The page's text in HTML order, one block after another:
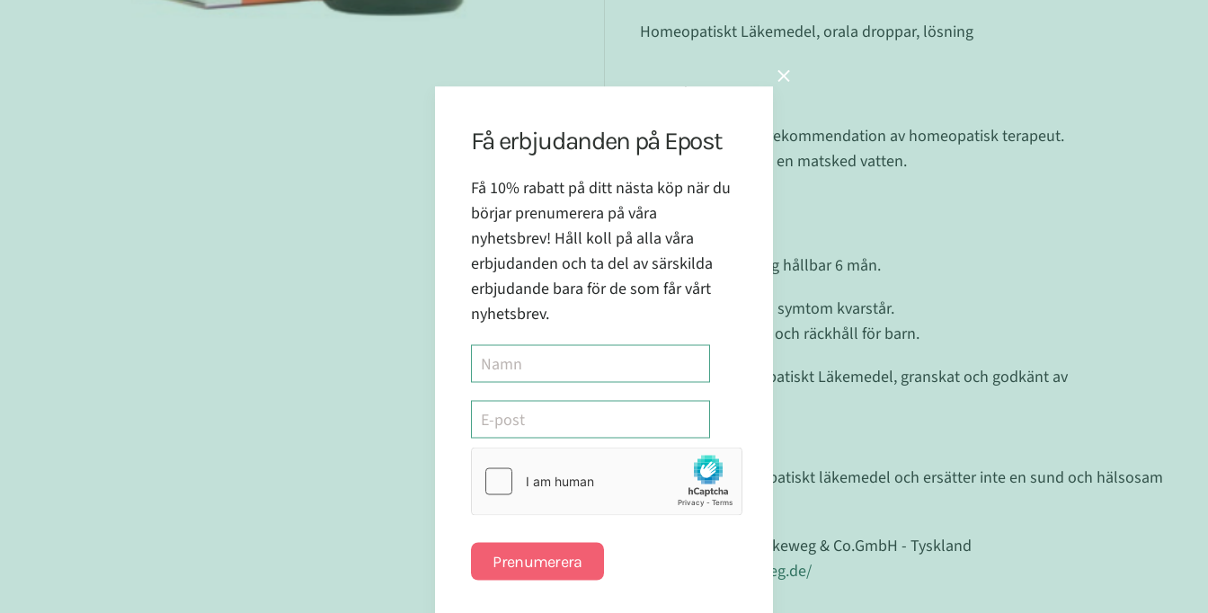
Homeopatiskt Läkemedel, orala droppar, lösning
Dosering
Bör doseras enligt rekommendation av homeopatisk terapeut.
Dropparna kan tas i en matsked vatten.
Övrigt
Öppnad förpackning hållbar 6 mån.
Kontakta läkare om symtom kvarstår.
Förvaras utom syn- och räckhåll för barn.
Registrerat Homeopatiskt Läkemedel, granskat och godkänt av
Läkemedelsverket.
Detta är ett homeopatiskt läkemedel och ersätter inte en sund och hälsosam
livsstil.
Tillverkad av Dr.Reckeweg & Co.GmbH - Tyskland
http://www.reckeweg.de/
Få erbjudanden på Epost
Få 10% rabatt på ditt nästa köp när du
börjar prenumerera på våra
nyhetsbrev! Håll koll på alla våra
erbjudanden och ta del av särskilda
erbjudande bara för de som får vårt
nyhetsbrev.
Prenumerera